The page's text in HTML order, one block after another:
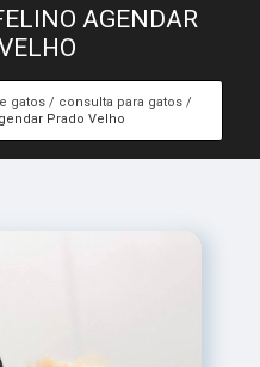
AGENDAR
gatos
consulta para gatos
Prado Velho